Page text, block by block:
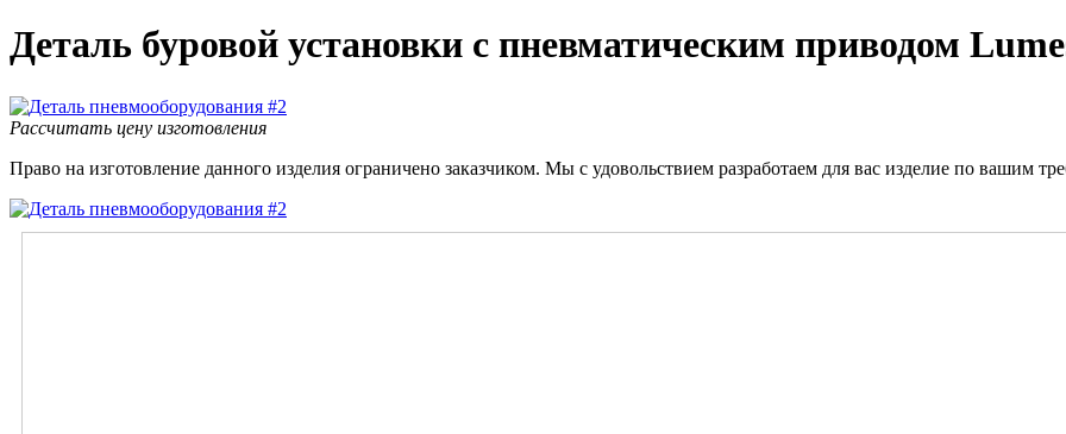
Деталь буровой установки с пневматическим приводом
Рассчитать цену изготовления
Право на изготовление данного изделия ограничено заказчиком. Мы с удовольствием разработаем для вас изделие по вашим